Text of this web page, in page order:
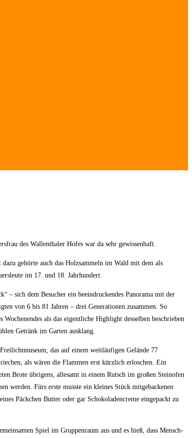
des Wallenthaler Hofes war da sehr gewissenhaft.
gehörte auch das Holzsammeln im Wald mit dem als
im 17. und 18. Jahrhundert.
– sich dem Besucher ein beeindruckendes Panorama mit der
von 6 bis 81 Jahren – drei Generationen zusammen. So
als das eigentliche Highlight desselben beschrieben
Getränk im Garten ausklang.
das auf einem weitläufigen Gelände 77
als wären die Flammen erst kürzlich erloschen. Ein
Brote übrigens, allesamt in einem Rutsch im großen Steinofen
werden. Fürs erste musste ein kleines Stück mitgebackenen
Päckchen Butter oder gar Schokoladencreme eingepackt zu
Spiel im Gruppenraum aus und es hieß, dass Mensch-